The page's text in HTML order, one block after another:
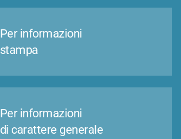
Per informazioni
stampa
Per informazioni
di carattere generale